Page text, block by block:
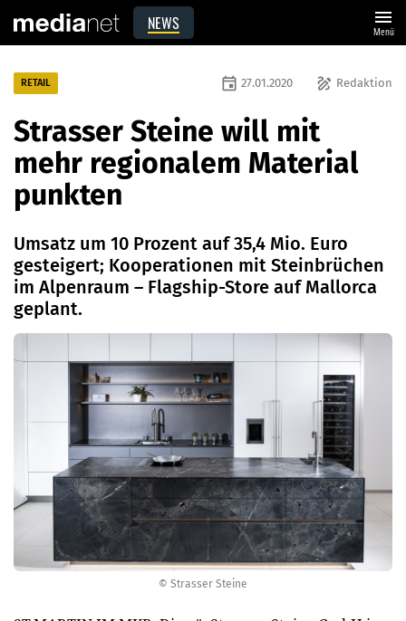
NEWS menu
Menü
© Strasser Steine
RETAIL draw Redaktion
event 27.01.2020
Strasser Steine will mit
mehr regionalem Material
punkten
Umsatz um 10 Prozent auf 35,4 Mio. Euro
gesteigert; Kooperationen mit Steinbrüchen
im Alpenraum – Flagship-Store auf Mallorca
geplant.